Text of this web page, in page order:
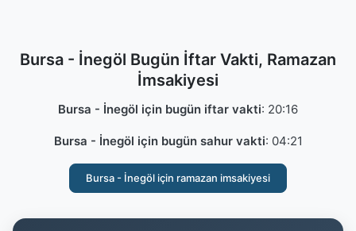
Bursa - İnegöl Bugün İftar Vakti, Ramazan
İmsakiyesi
Bursa - İnegöl için bugün iftar vakti: 20:16
Bursa - İnegöl için bugün sahur vakti: 04:21
Bursa - İnegöl için ramazan imsakiyesi